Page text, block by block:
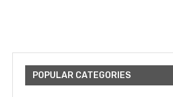
POPULAR CATEGORIES